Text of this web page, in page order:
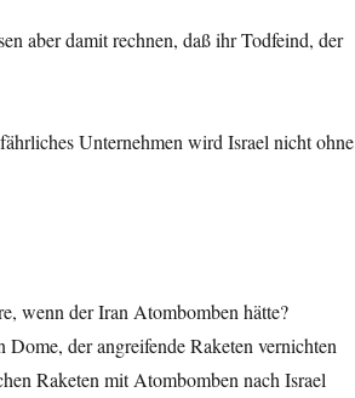
aber damit rechnen, daß ihr Todfeind, der
Unternehmen wird Israel nicht ohne
wenn der Iran Atombomben hätte?
der angreifende Raketen vernichten
Raketen mit Atombomben nach Israel